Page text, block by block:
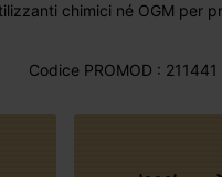
chimici né OGM per
Codice PROMOD :